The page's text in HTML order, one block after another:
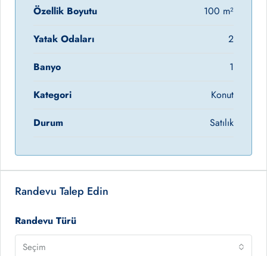
Özellik Boyutu 100 m²
Yatak Odaları 2
Banyo 1
Kategori Konut
Durum Satılık
Randevu Talep Edin
Randevu Türü
Seçim